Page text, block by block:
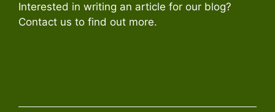
Interested in writing an article for our blog?
Contact us to find out more.